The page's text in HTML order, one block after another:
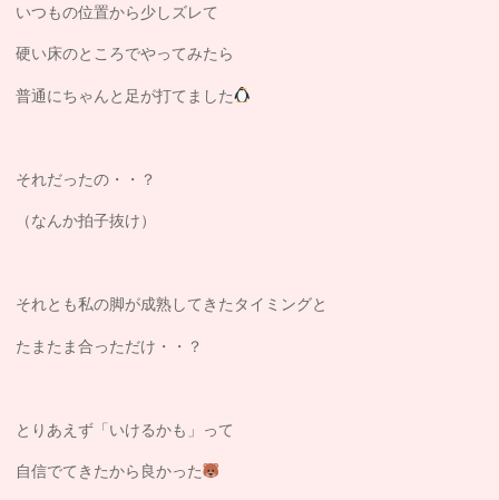
いつもの位置から少しズレて
硬い床のところでやってみたら
普通にちゃんと足が打てました
それだったの・・？
（なんか拍子抜け）
それとも私の脚が成熟してきたタイミングと
たまたま合っただけ・・？
とりあえず「いけるかも」って
自信でてきたから良かった